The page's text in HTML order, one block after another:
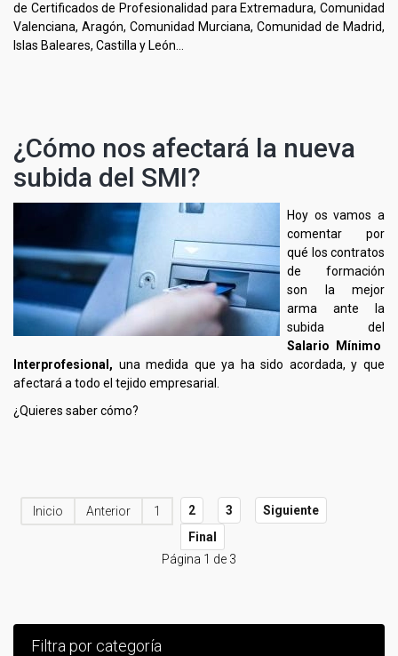
de Certificados de Profesionalidad para Extremadura, Comunidad
Valenciana, Aragón, Comunidad Murciana, Comunidad de Madrid,
Islas Baleares, Castilla y León…
¿Cómo nos afectará la nueva
subida del SMI?
Hoy os vamos a
comentar por
qué los contratos
de formación
son la mejor
arma ante la
subida del
Salario Mínimo
Interprofesional, una medida que ya ha sido acordada, y que
afectará a todo el tejido empresarial.
¿Quieres saber cómo?
Inicio Anterior 1 2 3
Siguiente
Final
Página 1 de 3
Filtra por categoría